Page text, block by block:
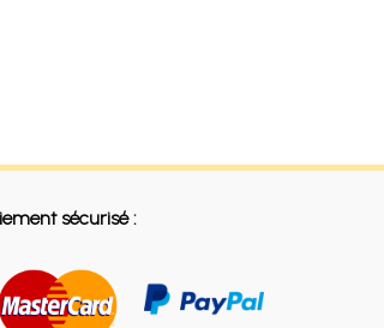
sécurisé :